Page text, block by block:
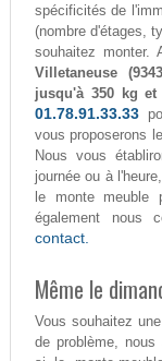
spécificités de
(nombre d'étages,
souhaitez monter.
Villetaneuse
jusqu'à 350 kg et
01.78.91.33.33
vous proposerons
Nous vous
journée ou à
le monte meuble
également nous
contact.
Même le
Vous souhaitez
de problème, nous